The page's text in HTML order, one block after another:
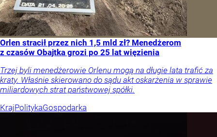
Orlen stracił przez nich 1,5 mld zł? Menedżerom
z czasów Obajtka grozi po 25 lat więzienia
Trzej byli menedżerowie Orlenu mogą na długie lata trafić za
kraty. Właśnie skierowano do sądu akt oskarżenia w sprawie
miliardowych strat państwowej spółki.
KrajPolitykaGospodarka